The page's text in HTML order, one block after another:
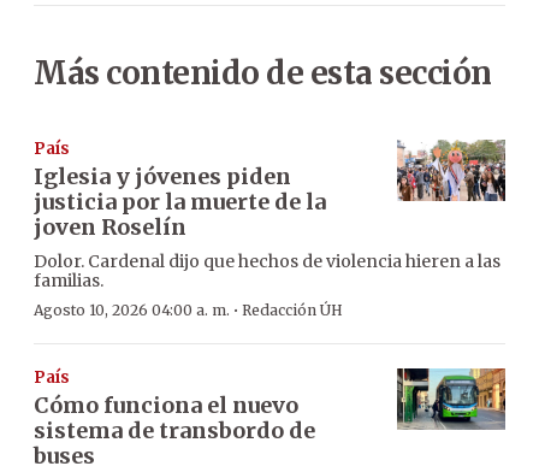
Más contenido de esta sección
País
Iglesia y jóvenes piden
justicia por la muerte de la
joven Roselín
Dolor. Cardenal dijo que hechos de violencia hieren a las
familias.
Agosto 10, 2026 04:00 a. m. · Redacción ÚH
País
Cómo funciona el nuevo
sistema de transbordo de
buses